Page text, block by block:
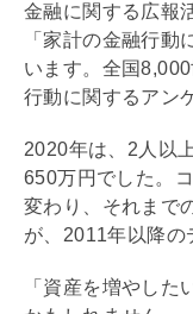
金融に関する広報
「家計の金融行動
います。全国
行動に関するアン
2020年は、2人以
650万円でした。
変わり、それまで
が、2011年以降の
「資産を増やした